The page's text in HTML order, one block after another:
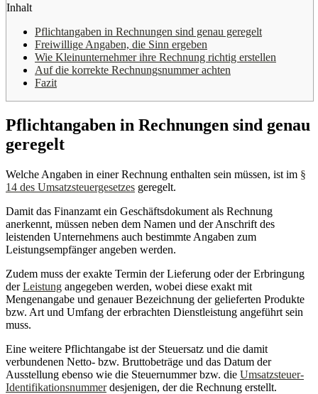
Inhalt
Pflichtangaben in Rechnungen sind genau geregelt
Freiwillige Angaben, die Sinn ergeben
Wie Kleinunternehmer ihre Rechnung richtig erstellen
Auf die korrekte Rechnungsnummer achten
Fazit
Pflichtangaben in Rechnungen sind genau
geregelt
Welche Angaben in einer Rechnung enthalten sein müssen, ist im §
14 des Umsatzsteuergesetzes geregelt.
Damit das Finanzamt ein Geschäftsdokument als Rechnung
anerkennt, müssen neben dem Namen und der Anschrift des
leistenden Unternehmens auch bestimmte Angaben zum
Leistungsempfänger angeben werden.
Zudem muss der exakte Termin der Lieferung oder der Erbringung
derLeistung angegeben werden, wobei diese exakt mit
Mengenangabe und genauer Bezeichnung der gelieferten Produkte
bzw. Art und Umfang der erbrachten Dienstleistung angeführt sein
muss.
Eine weitere Pflichtangabe ist der Steuersatz und die damit
verbundenen Netto- bzw. Bruttobeträge und das Datum der
Ausstellung ebenso wie die Steuernummer bzw. die Umsatzsteuer-
Identifikationsnummerdesjenigen, der die Rechnung erstellt.